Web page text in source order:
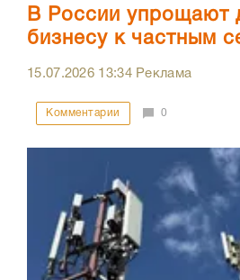
В России упрощают
бизнесу к частным
15.07.2026 13:34Реклама
Комментарии 0